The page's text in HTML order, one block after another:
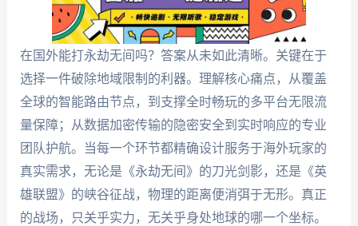
在国外能打永劫无间吗？答案从未如此清晰。关键在于
选择一件破除地域限制的利器。理解核心痛点，从覆盖
全球的智能路由节点，到支撑全时畅玩的多平台无限流
量保障；从数据加密传输的隐密安全到实时响应的专业
团队护航。当每一个环节都精确设计服务于海外玩家的
真实需求，无论是《永劫无间》的刀光剑影，还是《英
雄联盟》的峡谷征战，物理的距离便消弭于无形。真正
的战场，只关乎实力，无关乎身处地球的哪一个坐标。